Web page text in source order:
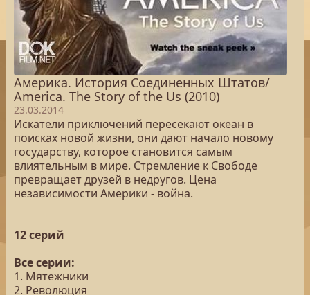
Америка. История Соединенных Штатов/
America. The Story of the Us (2010)
23.03.2014
Искатели приключений пересекают океан в
поисках новой жизни, они дают начало новому
государству, которое становится самым
влиятельным в мире. Стремление к Свободе
превращает друзей в недругов. Цена
независимости Америки - война.
12 серий
Все серии:
1. Мятежники
2. Революция